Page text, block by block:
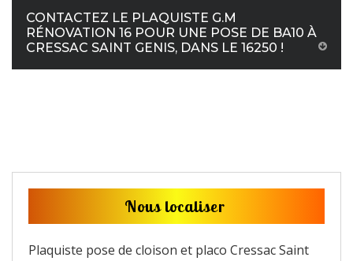
CONTACTEZ LE PLAQUISTE G.M
RÉNOVATION 16 POUR UNE POSE DE BA10 À
CRESSAC SAINT GENIS, DANS LE 16250 !
Nous localiser
Plaquiste pose de cloison et placo Cressac Saint